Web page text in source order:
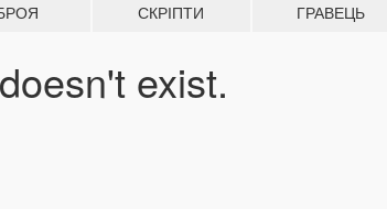
СКРІПТИ ГРАВЕЦЬ
exist.